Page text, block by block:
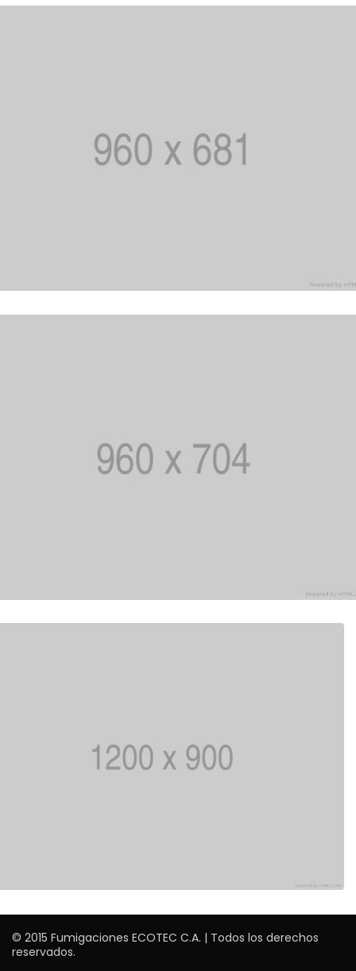
© 2015 Fumigaciones ECOTEC C.A. ‎| Todos los derechos
reservados.